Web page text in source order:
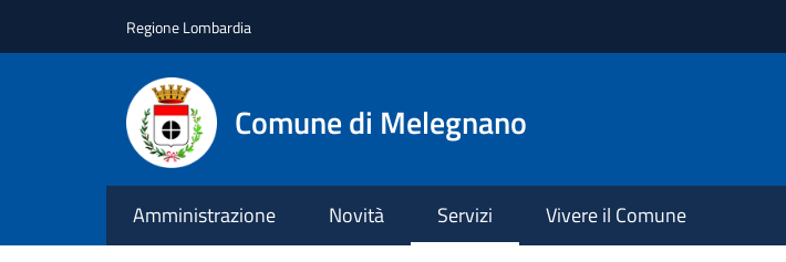
Regione Lombardia
Comune di Melegnano
Amministrazione Novità Servizi Vivere il Comune